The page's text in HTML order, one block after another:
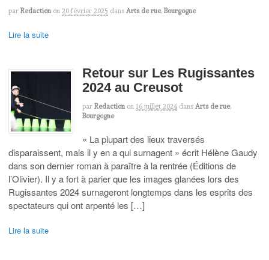
par Redaction on 20 février 2025 dans Arts de rue, Bourgogne
Lire la suite
Retour sur Les Rugissantes
2024 au Creusot
par Redaction on 16 juillet 2024 dans Arts de rue,
Bourgogne
« La plupart des lieux traversés
disparaissent, mais il y en a qui surnagent » écrit Hélène Gaudy
dans son dernier roman à paraître à la rentrée (Éditions de
l’Olivier). Il y a fort à parier que les images glanées lors des
Rugissantes 2024 surnageront longtemps dans les esprits des
spectateurs qui ont arpenté les […]
Lire la suite